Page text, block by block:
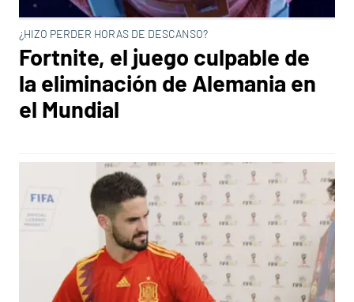
¿HIZO PERDER HORAS DE DESCANSO?
Fortnite, el juego culpable de
la eliminación de Alemania en
el Mundial